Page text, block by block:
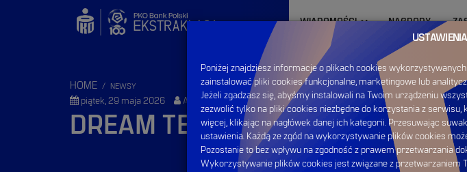
WIADOMOŚCI NAGRODY
HOME NEWSY
piątek, 29 maja 2026 Autor: Fantasy Ekstraklasa
DREAM TEAM WIOSNY 2025/26
Poniżej znajdziesz informacje o plikach cookies
zainstalować pliki cookies funkcjonalne, marketingowe lub
Jeżeli zgadzasz się, abyśmy instalowali na Twoim urządzeniu
zezwolić tylko na pliki cookies niezbędne do korzystania z serwisu,
więcej, klikając na nagłówek danej ich kategorii. Przesuwając
ustawienia. Każdą ze zgód na wykorzystywanie plików cookies
Pozostanie to bez wpływu na zgodność z prawem przetwarzania
Wykorzystywanie plików cookies jest związane z przetwarzaniem